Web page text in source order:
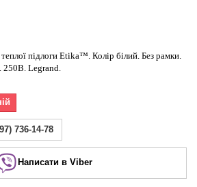
підлоги Etika™. Колір білий. Без рамки.
250В. Legrand.
736-14-78
Написати в Viber